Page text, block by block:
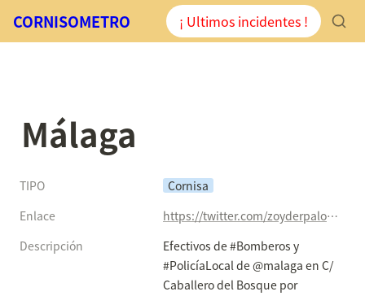
CORNISOMETRO ¡ Ultimos incidentes !
Málaga
TIPO
Cornisa
Enlace
https://twitter.com/zoyderpalo/status/897528247805726722
Descripción
Efectivos de #Bomberos y
#PolicíaLocal de @malaga en C/
Caballero del Bosque por